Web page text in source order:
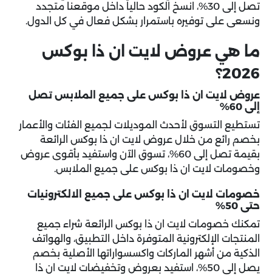
تصل إلى 30%، انسخ الكود حالياً داخل موقعنا متجدد
ونسعى على توفيره باستمرار بشكل فعال في كل الدول.
ما هي عروض لايت ان ذا بوكس
2026؟
عروض لايت ان ذا بوكس على جميع الملابس تصل
إلى 60%
تستطيع التسوق لأحدث الموديلات لجميع الفئات والأعمار
بخصم رائع من خلال عروض لايت ان ذا بوكس الرائعة
بقيمة تصل إلى 60%، تسوق الآن واستفيد بأقوى عروض
وخصومات لايت ان ذا بوكس على جميع الملابس.
خصومات لايت ان ذا بوكس على جميع الالكترونيات
حتى 50%
تمكنك خصومات لايت ان ذا بوكس الرائعة شراء جميع
المنتجات الإلكترونية المتوفرة داخل التطبيق، والهواتف
الذكية من أشهر الماركات واكسسواراتها الأصلية بخصم
يصل إلى 50%، استفيد بعروض وتخفيضات لايت ان ذا